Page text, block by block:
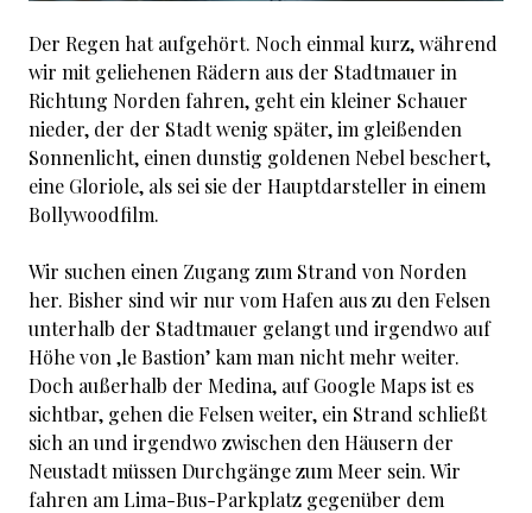
Der Regen hat aufgehört. Noch einmal kurz, während
wir mit geliehenen Rädern aus der Stadtmauer in
Richtung Norden fahren, geht ein kleiner Schauer
nieder, der der Stadt wenig später, im gleißenden
Sonnenlicht, einen dunstig goldenen Nebel beschert,
eine Gloriole, als sei sie der Hauptdarsteller in einem
Bollywoodfilm.
Wir suchen einen Zugang zum Strand von Norden
her. Bisher sind wir nur vom Hafen aus zu den Felsen
unterhalb der Stadtmauer gelangt und irgendwo auf
Höhe von ‚le Bastion’ kam man nicht mehr weiter.
Doch außerhalb der Medina, auf Google Maps ist es
sichtbar, gehen die Felsen weiter, ein Strand schließt
sich an und irgendwo zwischen den Häusern der
Neustadt müssen Durchgänge zum Meer sein. Wir
fahren am Lima-Bus-Parkplatz gegenüber dem